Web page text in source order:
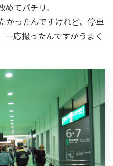
てパチリ。
かったんですけれど、停車
応撮ったんですがうまく